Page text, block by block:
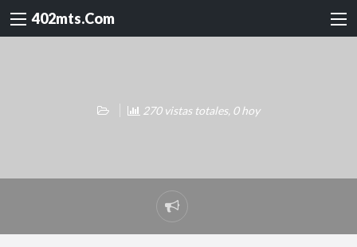
402mts.Com
270 vistas totales, 0 hoy
Reportar
problema